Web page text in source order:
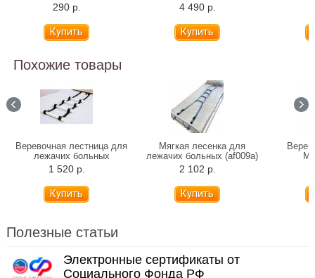
290 р. 4 490 р.
Похожие товары
Веревочная лестница для
лежачих больных
1 520 р.
Мягкая лесенка для
лежачих больных (af009a)
2 102 р.
Полезные статьи
Электронные сертификаты от
Социального Фонда РФ